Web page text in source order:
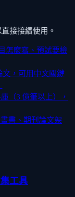
接接續使用。
怎麼寫、預試要檢
文，可用中文關鍵
（3 億筆以上），
書、期刊論文架
工具